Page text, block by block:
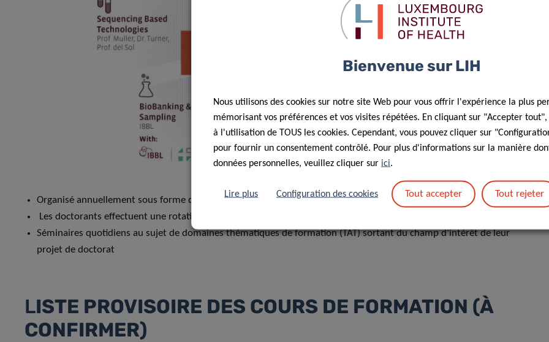
Organisé annuellement sous forme de blocs de semaines de séminaires
Les doctorants effectuent une rotation dans les laboratoires partenaires
Séminaires quotidiens au sujet de domaines thématiques de formation (TAT) sortant du champ d’intérêt de leur
projet de doctorat
LISTE PROVISOIRE DES COURS DE FORMATION (À
CONFIRMER)
Bienvenue sur LIH
Nous utilisons des cookies sur notre site Web pour vous offrir l'expérience la plus
mémorisant vos préférences et vos visites répétées. En cliquant sur "Accepter tout",
à l'utilisation de TOUS les cookies. Cependant, vous pouvez cliquer sur
pour fournir un consentement contrôlé. Pour plus d'informations sur la manière
données personnelles, veuillez cliquer sur ici.
Lire plus Configuration des cookies Tout accepter Tout rejeter